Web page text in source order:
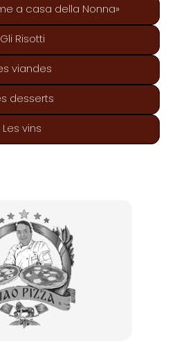
a casa della Nonna»
Gli Risotti
viandes
desserts
Les vins